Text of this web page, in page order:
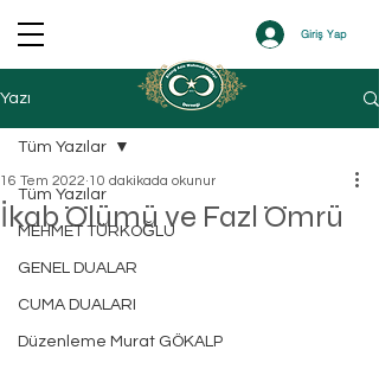
Giriş Yap
Yazı
Tüm Yazılar
MEHMET TÜRKOĞLU
GENEL DUALAR
CUMA DUALARI
Düzenleme Murat GÖKALP
Tüm Yazılar
İkab Ölümü ve Fazl Ömrü
16 Tem 2022 10 dakikada okunur